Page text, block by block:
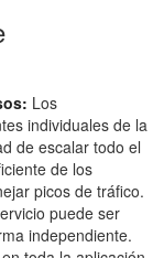
Los
individuales de la
de escalar todo el
de los
picos de tráfico.
puede ser
independiente.